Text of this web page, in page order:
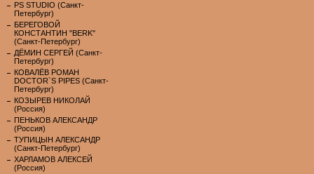
PS STUDIO (Санкт-
Петербург)
БЕРЕГОВОЙ
КОНСТАНТИН "BERK"
(Санкт-Петербург)
ДЁМИН СЕРГЕЙ (Санкт-
Петербург)
КОВАЛЁВ РОМАН
DOCTOR`S PIPES (Санкт-
Петербург)
КОЗЫРЕВ НИКОЛАЙ
(Россия)
ПЕНЬКОВ АЛЕКСАНДР
(Россия)
ТУПИЦЫН АЛЕКСАНДР
(Санкт-Петербург)
ХАРЛАМОВ АЛЕКСЕЙ
(Россия)